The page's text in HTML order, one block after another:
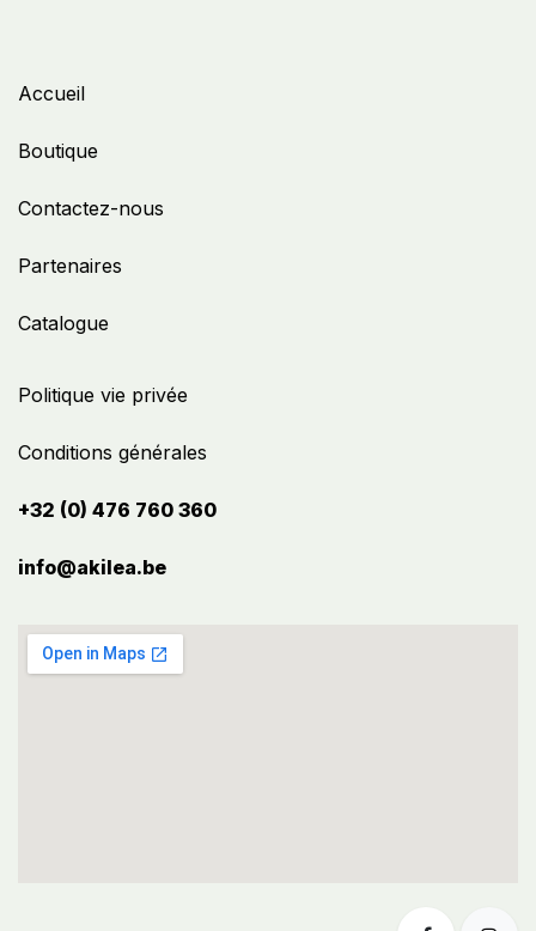
Politique vie privée
Conditions générales
+32 (0) 476 760 360
info@akilea.be​
Accueil
Boutique
Contactez-nous
Partenaires
Catalogue